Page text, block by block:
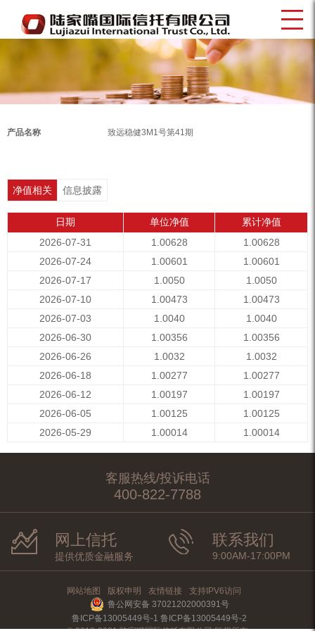
产品名称 致远稳健3M1号第41期
净值相关 信息披露
日期 单位净值
累计净值
2026-07-31
1.00628
1.00628
2026-07-24
1.00601
1.00601
2026-07-17
1.0050
1.0050
2026-07-10
1.00473
1.00473
2026-07-03
1.0040
1.0040
2026-06-30
1.00356
1.00356
2026-06-26
1.0032
1.0032
2026-06-18
1.00277
1.00277
2026-06-12
1.00197
1.00197
2026-06-05
1.00125
1.00125
2026-05-29
1.00014 1.00014
客服热线/投诉电话
400-822-7788
网上信托
提供优质金融服务
联系我们
9:00AM-17:00PM
网站地图 版权申明 友情链接
支持IPV6访问
鲁公网安备 37021202000391号
鲁ICP备13005449号-1 鲁ICP备13005449号-2